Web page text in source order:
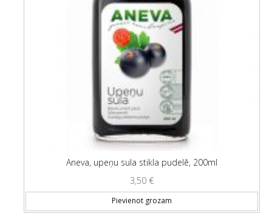
Aneva, upeņu sula stikla pudelē, 200ml
3,50 €
Pievienot grozam